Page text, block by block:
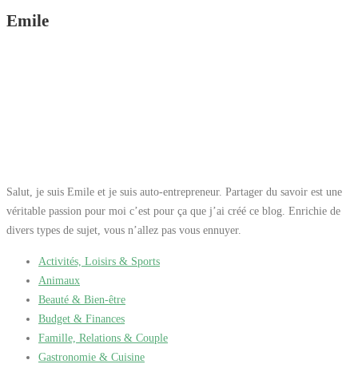
qui recherchent à la fois style et fonctionnalité.</p>
Emile
Salut, je suis Emile et je suis auto-entrepreneur. Partager du savoir est une
véritable passion pour moi c’est pour ça que j’ai créé ce blog. Enrichie de
divers types de sujet, vous n’allez pas vous ennuyer.
Activités, Loisirs & Sports
Animaux
Beauté & Bien-être
Budget & Finances
Famille, Relations & Couple
Gastronomie & Cuisine